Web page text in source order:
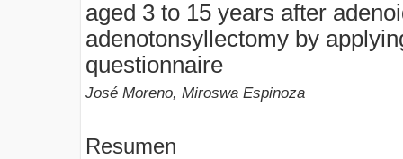
aged 3 to 15 years after
adenotonsyllectomy by
questionnaire
José Moreno, Miroswa Espinoza
Resumen